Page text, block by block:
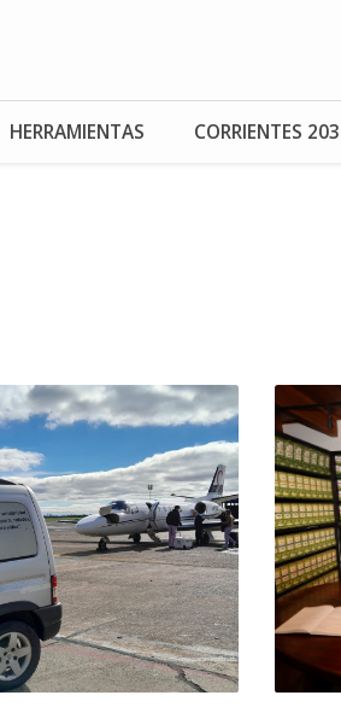
HERRAMIENTAS CORRIENTES